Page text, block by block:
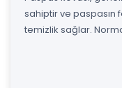
sahiptir ve paspasın
temizlik sağlar.